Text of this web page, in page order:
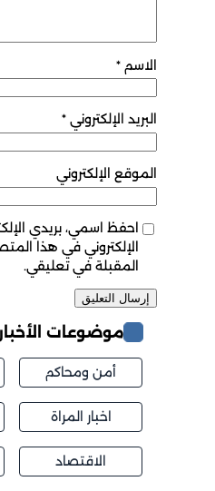
الاسم *
البريد الإلكتروني *
الموقع الإلكتروني
احفظ اسمي، بريدي
الإلكتروني في هذا
المقبلة في تعليقي.
موضوعات الأخبار
أمن ومحاكم
اخبار المراة
الاقتصاد